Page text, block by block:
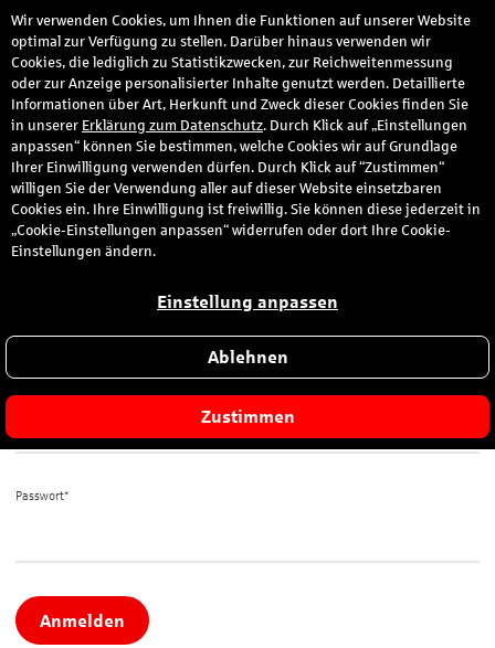
Anmeldung
Bitte melden Sie sich hier mit Ihrer E-Mail-Adresse und dem von
Ihnen gewählten Passwort an.
Sie sind zum ersten Mal hier?
Passwort*
Anmelden
Wir verwenden Cookies, um Ihnen die Funktionen auf unserer Website
optimal zur Verfügung zu stellen. Darüber hinaus verwenden wir
Cookies, die lediglich zu Statistikzwecken, zur Reichweitenmessung
oder zur Anzeige personalisierter Inhalte genutzt werden. Detaillierte
Informationen über Art, Herkunft und Zweck dieser Cookies finden Sie
in unserer Erklärung zum Datenschutz. Durch Klick auf „Einstellungen
anpassen“ können Sie bestimmen, welche Cookies wir auf Grundlage
Ihrer Einwilligung verwenden dürfen. Durch Klick auf “Zustimmen“
willigen Sie der Verwendung aller auf dieser Website einsetzbaren
Cookies ein. Ihre Einwilligung ist freiwillig. Sie können diese jederzeit in
„Cookie-Einstellungen anpassen“ widerrufen oder dort Ihre Cookie-
Einstellungen ändern.
Einstellung anpassen
Ablehnen
Zustimmen